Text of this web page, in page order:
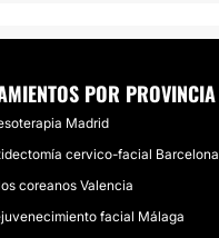
POR PROVINCIA
Madrid
cervico-facial Barcelona
coreanos Valencia
facial Málaga